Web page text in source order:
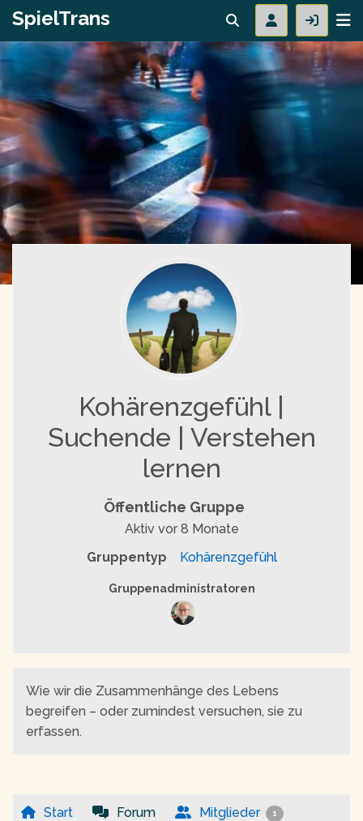
SpielTrans
Kohärenzgefühl |
Suchende | Verstehen
lernen
Öffentliche Gruppe
Aktiv vor 8 Monate
Gruppentyp
Kohärenzgefühl
Gruppenführung
Gruppenadministratoren
Wie wir die Zusammenhänge des Lebens
begreifen – oder zumindest versuchen, sie zu
erfassen.
Start Forum Mitglieder 1